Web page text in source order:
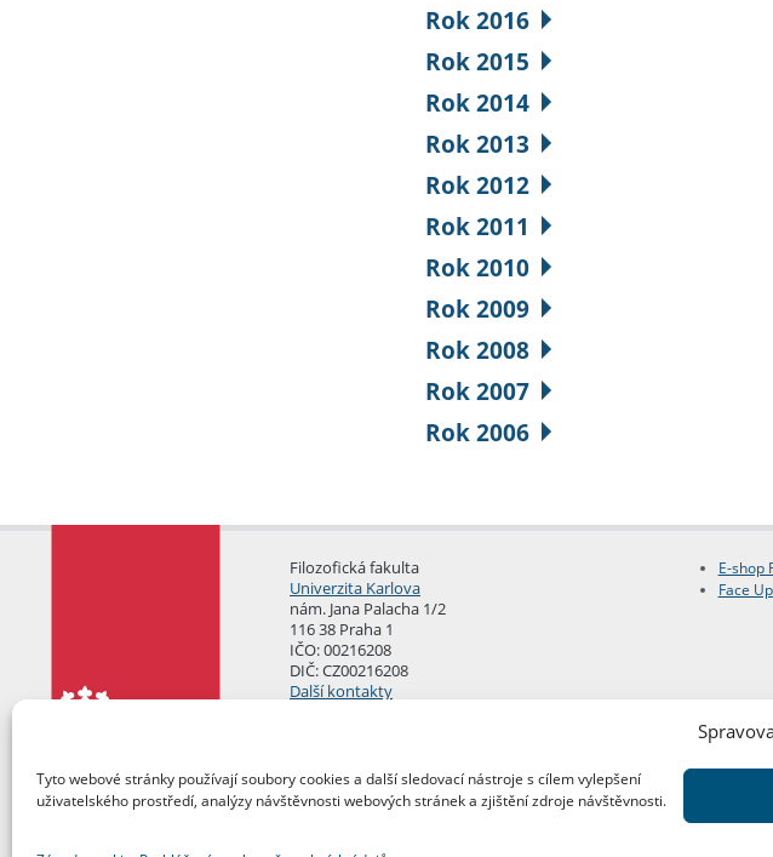
Tyto webové stránky používají soubory cookies a další sledovací nástroje s cílem vylepšení
uživatelského prostředí, analýzy návštěvnosti webových stránek a zjištění zdroje návštěvnosti.
Rok 2016
Rok 2015
Rok 2014
Rok 2013
Rok 2012
Rok 2011
Rok 2010
Rok 2009
Rok 2008
Rok 2007
Rok 2006
Filozofická fakulta
Univerzita Karlova
nám. Jana Palacha 1/2
116 38 Praha 1
IČO: 00216208
DIČ: CZ00216208
Další kontakty
E-shop
Face